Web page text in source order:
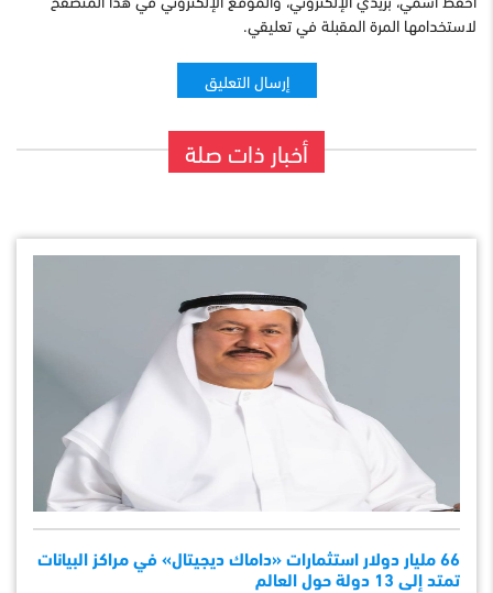
لاستخدامها المرة المقبلة في تعليقي.
أخبار ذات صلة
66 مليار دولار استثمارات «داماك ديجيتال» في مراكز البيانات
تمتد إلى 13 دولة حول العالم